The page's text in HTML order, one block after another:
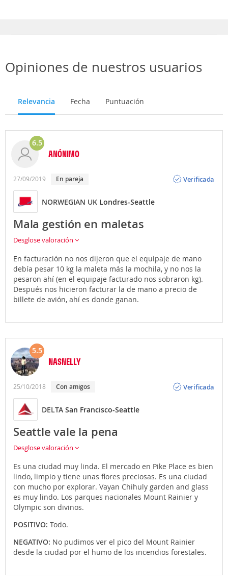
Opiniones de nuestros usuarios
Relevancia Fecha Puntuación
6.5
ANÓNIMO
27/09/2019 En pareja
Verificada
NORWEGIAN UK Londres-Seattle
Mala gestión en maletas
Desglose valoración
En facturación no nos dijeron que el equipaje de mano
debía pesar 10 kg la maleta más la mochila, y no nos la
pesaron ahí (en el equipaje facturado nos sobraron kg).
Después nos hicieron facturar la de mano a precio de
billete de avión, ahí es donde ganan.
5.5
NASNELLY
25/10/2018 Con amigos
Verificada
DELTA San Francisco-Seattle
Seattle vale la pena
Desglose valoración
Es una ciudad muy linda. El mercado en Pike Place es bien
lindo, limpio y tiene unas flores preciosas. Es una ciudad
con mucho por explorar. Vayan Chihuly garden and glass
es muy lindo. Los parques nacionales Mount Rainier y
Olympic son divinos.
POSITIVO: Todo.
NEGATIVO: No pudimos ver el pico del Mount Rainier
desde la ciudad por el humo de los incendios forestales.